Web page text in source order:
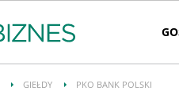
GIEŁDY PKO BANK POLSKI